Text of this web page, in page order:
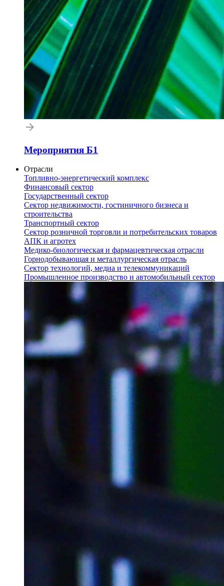
Мероприятия Б1
Отрасли
Топливно-энергетический комплекс
Финансовый сектор
Государственный сектор
Сектор недвижимости, гостиничного бизнеса и
строительства
Транспортный сектор
Сектор розничной торговли и потребительских товаров
АПК и агротех
Медико-биологическая и фармацевтическая отрасли
Горнодобывающая и металлургическая отрасль
Сектор технологий, медиа и телекоммуникаций
Промышленное производство и автомобильный сектор